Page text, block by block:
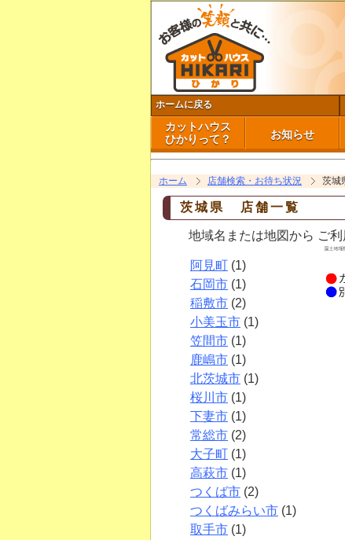
ホームに戻る
カットハウス
ひかりって？
お知らせ
ホーム 店舗検索・お待ち状況 茨城
茨城県 店舗一覧
地域名または地図から ご利
阿見町 (1)
石岡市 (1)
稲敷市 (2)
小美玉市 (1)
笠間市 (1)
鹿嶋市 (1)
北茨城市 (1)
桜川市 (1)
下妻市 (1)
常総市 (2)
大子町 (1)
高萩市 (1)
つくば市 (2)
つくばみらい市 (1)
取手市 (1)